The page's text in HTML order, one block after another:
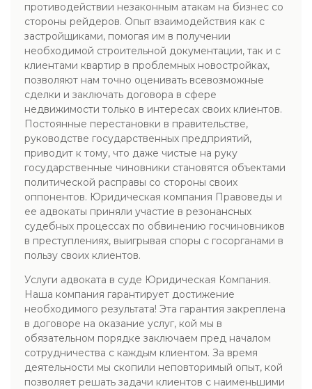
противодействии незаконным атакам на бизнес со
стороны рейдеров. Опыт взаимодействия как с
застройщиками, помогая им в получении
необходимой строительной документации, так и с
клиентами квартир в проблемных новостройках,
позволяют нам точно оценивать всевозможные
сделки и заключать договора в сфере
недвижимости только в интересах своих клиентов.
Постоянные перестановки в правительстве,
руководстве государственных предприятий,
приводит к тому, что даже чистые на руку
государственные чиновники становятся объектами
политической расправы со стороны своих
оппонентов. Юридическая компания Правоведы и
ее адвокаты приняли участие в резонансных
судебных процессах по обвинению госчиновников
в преступлениях, выигрывая споры с госорганами в
пользу своих клиентов.
Услуги адвоката в суде Юридическая Компания.
Наша компания гарантирует достижение
необходимого результата! Эта гарантия закреплена
в договоре на оказание услуг, кой мы в
обязательном порядке заключаем пред началом
сотрудничества с каждым клиентом. За время
деятельности мы скопили неповторимый опыт, кой
позволяет решать задачи клиентов с наименьшими